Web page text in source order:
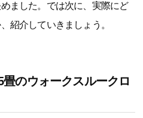
ました。では次に、実際にど
紹介していきましょう。
のウォークスルークロ